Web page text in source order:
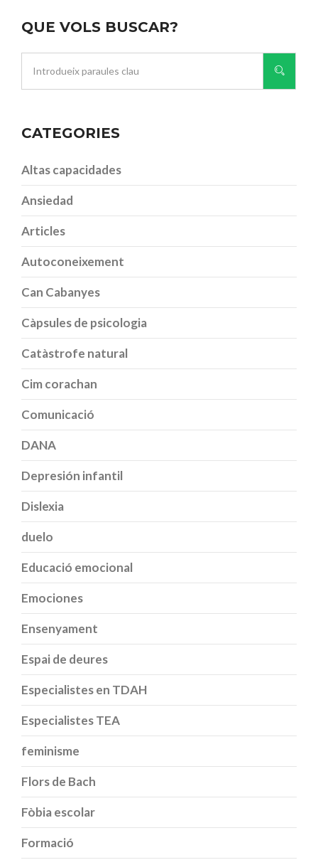
QUE VOLS BUSCAR?
CATEGORIES
Altas capacidades
Ansiedad
Articles
Autoconeixement
Can Cabanyes
Càpsules de psicologia
Catàstrofe natural
Cim corachan
Comunicació
DANA
Depresión infantil
Dislexia
duelo
Educació emocional
Emociones
Ensenyament
Espai de deures
Especialistes en TDAH
Especialistes TEA
feminisme
Flors de Bach
Fòbia escolar
Formació